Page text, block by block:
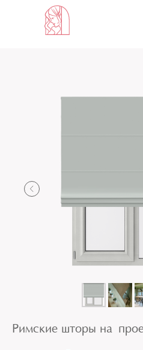
Римские шторы на